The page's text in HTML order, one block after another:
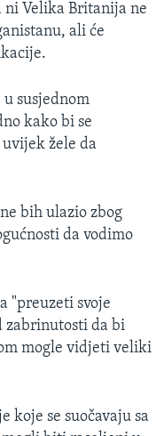
ni Velika Britanija ne
ali će
susjednom
kako bi se
žele da
bih ulazio zbog
da vodimo
"preuzeti svoje
zabrinutosti da bi
mogle vidjeti veliki
koje se suočavaju sa